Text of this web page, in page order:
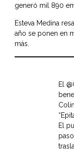
generó mil 890
Esteva Medina
año se ponen en
más.
El
El